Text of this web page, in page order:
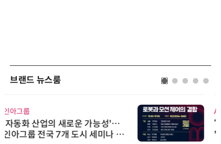
브랜드 뉴스룸
AIPD
“특허분석도 AI와 함께”…IP산업
'AX' 시대 본격화, 지식재산처 1호